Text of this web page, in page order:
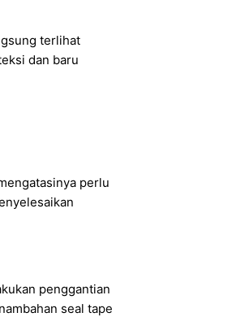
terlihat
dan baru
perlu
penggantian
seal tape